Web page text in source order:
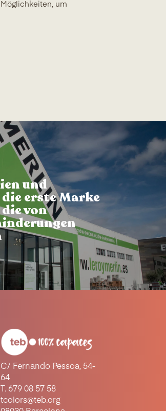
um
und
erste Marke
von
C/ Fernando Pessoa, 54-
64
T. 679 08 57 58
tcolors@teb.org